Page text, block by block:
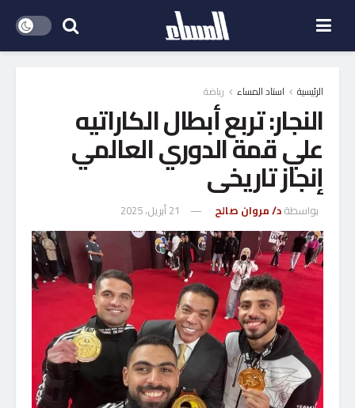
الرئيسية استاد المساء رياضة
النجار: تربع أبطال الكاراتيه
علي قمة الدوري العالمي
إنجاز تاريخى
بواسطةد/ مروان صالح 21 أبريل، 2025